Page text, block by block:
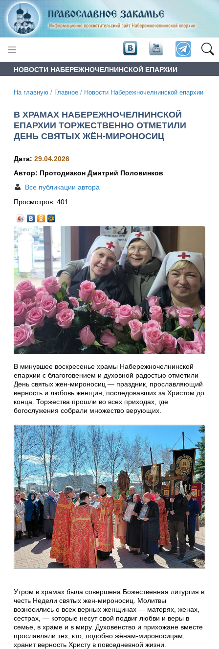
НОВОСТИ НАБЕРЕЖНОЧЕЛНИНСКОЙ ЕПАРХИИ
На главную / Главное / Новости Набережночелнинской епархии
В ХРАМАХ НАБЕРЕЖНОЧЕЛНИНСКОЙ
ЕПАРХИИ ТОРЖЕСТВЕННО ОТМЕТИЛИ
ДЕНЬ СВЯТЫХ ЖЁН‑МИРОНОСИЦ
Дата: 29.04.2026
Автор: Протодиакон Дмитрий Половинков
Все публикации автора
Просмотров: 401
В минувшее воскресенье храмы Набережночелнинской
епархии с благоговением и духовной радостью отметили
День святых жен‑мироносиц — праздник, прославляющий
верность и любовь женщин, последовавших за Христом до
конца. Торжества прошли во всех приходах, где
богослужения собрали множество верующих.
Утром в храмах была совершена Божественная литургия в
честь Недели святых жен‑мироносиц. Молитвы
возносились о всех верных женщинах — матерях, женах,
сестрах, — которые несут свой подвиг любви и веры в
семье, в храме и в миру. Духовенство и прихожане вместе
прославляли тех, кто, подобно жёнам‑мироносицам,
хранит верность Христу в повседневной жизни.